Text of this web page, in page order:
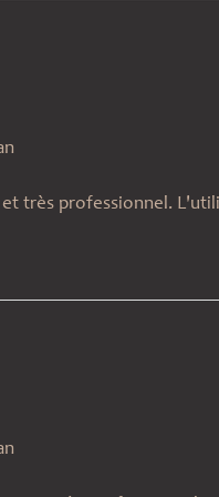
très professionnel.